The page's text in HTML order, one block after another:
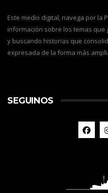
Este medio digital, navega por la
información sobre los temas que
y buscando historias que
expresada de la forma más
SEGUINOS